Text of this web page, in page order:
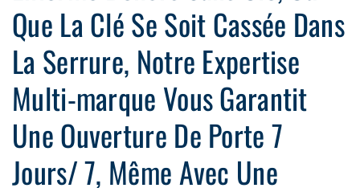
Que La Clé Se Soit Cassée Dans
La Serrure, Notre Expertise
Multi-marque Vous Garantit
Une Ouverture De Porte 7
Jours/ 7, Même Avec Une